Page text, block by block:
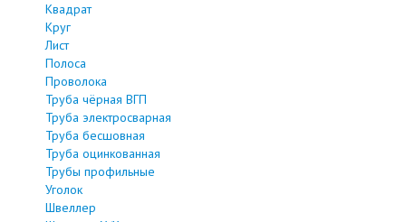
Квадрат
Круг
Лист
Полоса
Проволока
Труба чёрная ВГП
Труба электросварная
Труба бесшовная
Труба оцинкованная
Трубы профильные
Уголок
Швеллер